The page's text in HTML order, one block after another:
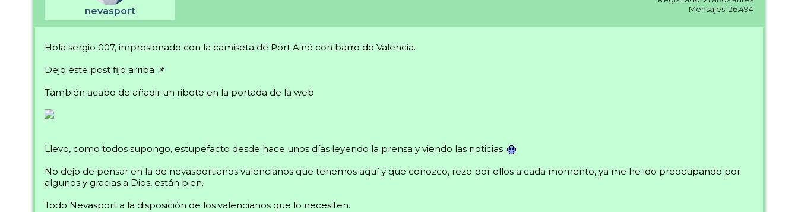
nevasport
Mensajes: 26.494
Hola sergio 007, impresionado con la camiseta de Port Ainé con barro de Valencia.
Dejo este post fijo arriba 📌
También acabo de añadir un ribete en la portada de la web
Llevo, como todos supongo, estupefacto desde hace unos días leyendo la prensa y viendo las noticias
No dejo de pensar en la de nevasportianos valencianos que tenemos aquí y que conozco, rezo por ellos a cada momento, ya me he ido preocupando por
algunos y gracias a Dios, están bien.
Todo Nevasport a la disposición de los valencianos que lo necesiten.